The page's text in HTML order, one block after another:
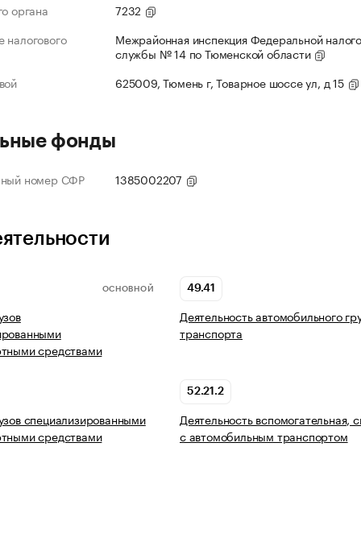
органа
7232
налогового
Межрайонная инспекция Федеральной
службы № 14 по Тюменской области
625009, Тюмень г, Товарное шоссе ул, д 15
фонды
номер СФР 1385002207
ОСНОВНОЙ
средствами
49.41
Деятельность автомобильного
транспорта
специализированными
средствами
52.21.2
Деятельность вспомогательная,
с автомобильным транспортом